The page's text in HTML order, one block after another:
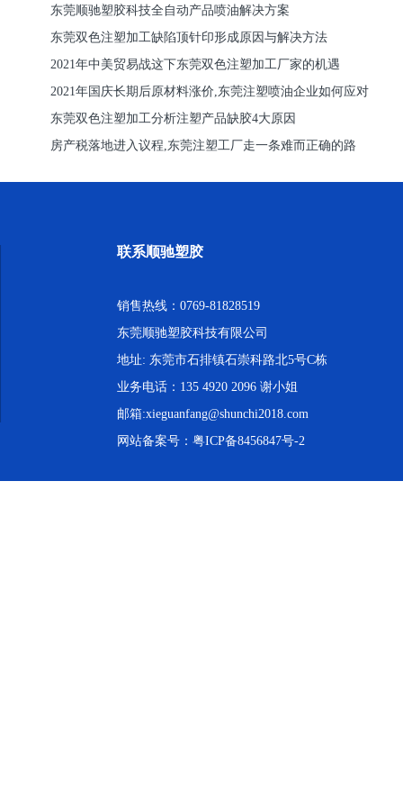
东莞顺驰塑胶科技全自动产品喷油解决方案
东莞双色注塑加工缺陷顶针印形成原因与解决方法
2021年中美贸易战这下东莞双色注塑加工厂家的机遇
2021年国庆长期后原材料涨价,东莞注塑喷油企业如何应对
东莞双色注塑加工分析注塑产品缺胶4大原因
房产税落地进入议程,东莞注塑工厂走一条难而正确的路
联系顺驰塑胶
销售热线：0769-81828519
东莞顺驰塑胶科技有限公司
地址: 东莞市石排镇石崇科路北5号C栋
业务电话：135 4920 2096 谢小姐
邮箱:xieguanfang@shunchi2018.com
网站备案号： 粤ICP备8456847号-2